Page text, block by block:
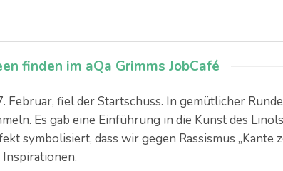
finden im aQa Grimms JobCafé
Februar, fiel der Startschuss. In gemütlicher
Es gab eine Einführung in die Kunst des
symbolisiert, dass wir gegen Rassismus „Kante